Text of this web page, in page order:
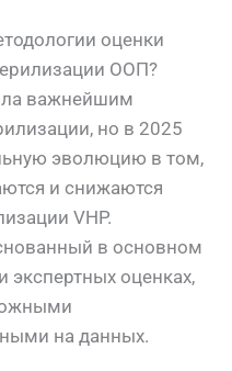
оценки
ООП?
важнейшим
но в 2025
эволюцию в том,
и снижаются
VHP.
в основном
экспертных оценках,
на данных.